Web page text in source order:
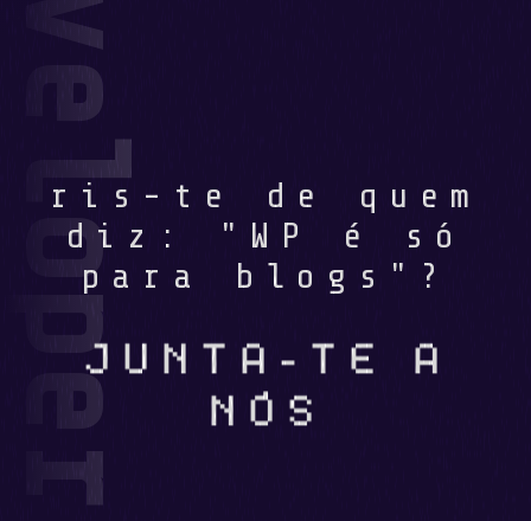
ris-te de quem
diz: "WP é só
para blogs"?
JUNTA-TE A
NÓS